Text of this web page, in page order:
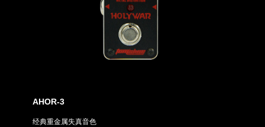
AHOR-3
经典重金属失真音色